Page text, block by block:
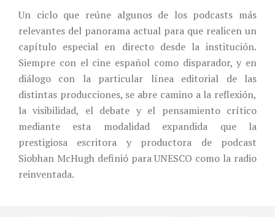
Un ciclo que reúne algunos de los podcasts más
relevantes del panorama actual para que realicen un
capítulo especial en directo desde la institución.
Siempre con el cine español como disparador, y en
diálogo con la particular línea editorial de las
distintas producciones, se abre camino a la reflexión,
la visibilidad, el debate y el pensamiento crítico
mediante esta modalidad expandida que la
prestigiosa escritora y productora de podcast
Siobhan McHugh definió para UNESCO como la radio
reinventada.